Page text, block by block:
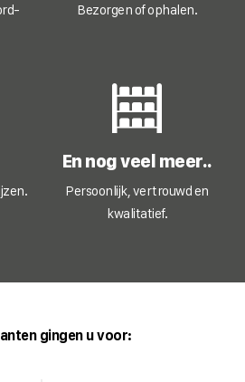
Bezorgen of ophalen.
En nog veel meer..
Persoonlijk, vertrouwd en
kwalitatief.
gingen u voor: